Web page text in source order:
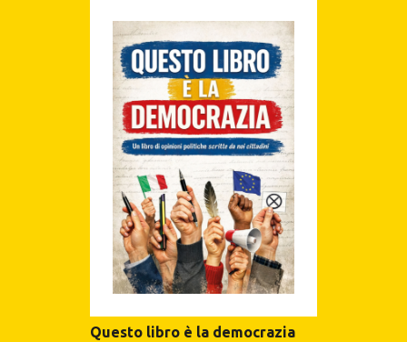
Questo libro è la democrazia